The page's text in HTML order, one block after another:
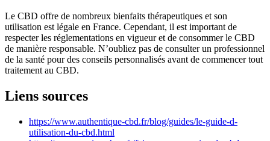
Le CBD offre de nombreux bienfaits thérapeutiques et son
utilisation est légale en France. Cependant, il est important de
respecter les réglementations en vigueur et de consommer le CBD
de manière responsable. N’oubliez pas de consulter un professionnel
de la santé pour des conseils personnalisés avant de commencer tout
traitement au CBD.
Liens sources
https://www.authentique-cbd.fr/blog/guides/le-guide-d-
utilisation-du-cbd.html